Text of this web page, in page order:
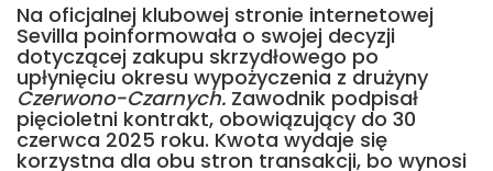
Na oficjalnej klubowej stronie internetowej
Sevilla poinformowała o swojej decyzji
dotyczącej zakupu skrzydłowego po
upłynięciu okresu wypożyczenia z drużyny
Czerwono-Czarnych. Zawodnik podpisał
pięcioletni kontrakt, obowiązujący do 30
czerwca 2025 roku. Kwota wydaje się
korzystna dla obu stron transakcji, bo wynosi